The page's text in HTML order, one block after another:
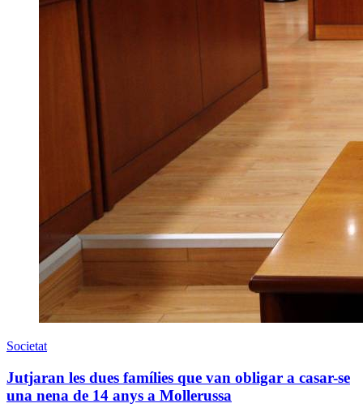
Societat
Jutjaran les dues famílies que van obligar a casar-se
una nena de 14 anys a Mollerussa